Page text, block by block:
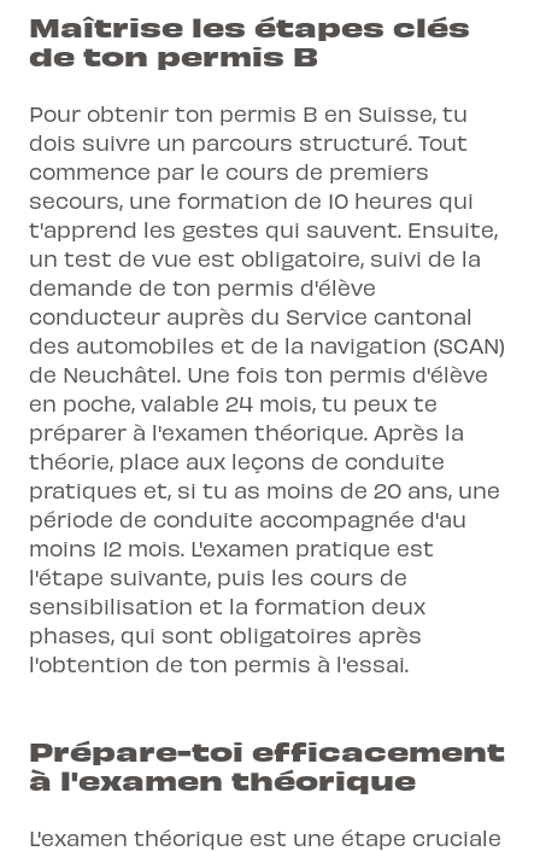
Maîtrise les étapes clés
de ton permis B
Pour obtenir ton permis B en Suisse, tu
dois suivre un parcours structuré. Tout
commence par le cours de premiers
secours, une formation de 10 heures qui
t'apprend les gestes qui sauvent. Ensuite,
un test de vue est obligatoire, suivi de la
demande de ton permis d'élève
conducteur auprès du Service cantonal
des automobiles et de la navigation (SCAN)
de Neuchâtel. Une fois ton permis d'élève
en poche, valable 24 mois, tu peux te
préparer à l'examen théorique. Après la
théorie, place aux leçons de conduite
pratiques et, si tu as moins de 20 ans, une
période de conduite accompagnée d'au
moins 12 mois. L'examen pratique est
l'étape suivante, puis les cours de
sensibilisation et la formation deux
phases, qui sont obligatoires après
l'obtention de ton permis à l'essai.
Prépare-toi efficacement
à l'examen théorique
L'examen théorique est une étape cruciale